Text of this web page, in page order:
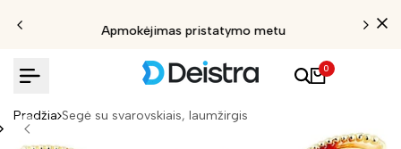
Apmokėjimas pristatymo metu
0
Pradžia Segė su svarovskiais, laumžirgis